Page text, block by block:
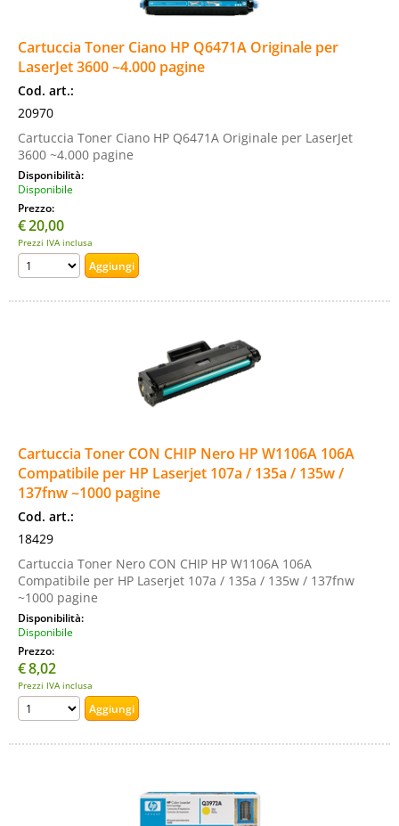
Cartuccia Toner Ciano HP Q6471A Originale per
LaserJet 3600 ~4.000 pagine
Cod. art.:
20970
Cartuccia Toner Ciano HP Q6471A Originale per LaserJet
3600 ~4.000 pagine
Disponibilità:
Disponibile
Prezzo:
€20,00
Prezzi IVA inclusa
Cartuccia Toner CON CHIP Nero HP W1106A 106A
Compatibile per HP Laserjet 107a / 135a / 135w /
137fnw ~1000 pagine
Cod. art.:
18429
Cartuccia Toner Nero CON CHIP HP W1106A 106A
Compatibile per HP Laserjet 107a / 135a / 135w / 137fnw
~1000 pagine
Disponibilità:
Disponibile
Prezzo:
€8,02
Prezzi IVA inclusa